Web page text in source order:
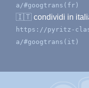
a/#googtrans(fr)
🇮🇹 condividi in
https://pyritz-
a/#googtrans(it)